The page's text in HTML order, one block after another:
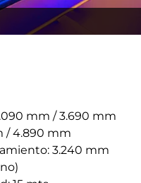
mm / 3.690 mm
/ 4.890 mm
3.240 mm